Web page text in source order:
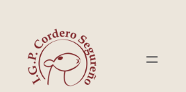
contenido